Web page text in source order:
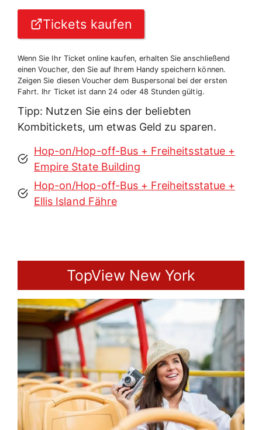
Tickets kaufen
Wenn Sie Ihr Ticket online kaufen, erhalten Sie anschließend
einen Voucher, den Sie auf Ihrem Handy speichern können.
Zeigen Sie diesen Voucher dem Buspersonal bei der ersten
Fahrt. Ihr Ticket ist dann 24 oder 48 Stunden gültig.
Tipp: Nutzen Sie eins der beliebten
Kombitickets, um etwas Geld zu sparen.
Hop-on/Hop-off-Bus + Freiheitsstatue +
Empire State Building
Hop-on/Hop-off-Bus + Freiheitsstatue +
Ellis Island Fähre
TopView New York